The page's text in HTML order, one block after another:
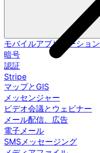
モバイルアプリケーション
暗号
認証
Stripe
マップとGIS
メッセンジャー
ビデオ会議とウェビナー
メール配信、広告
電子メール
SMSメッセージング